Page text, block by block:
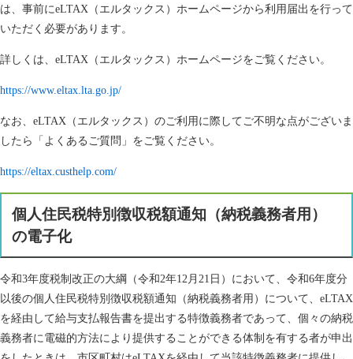
は、事前にeLTAX（エルタックス）ホームページから利用届出を行って
いただく必要があります。
詳しくは、eLTAX（エルタックス）ホームページをご覧ください。
https://www.eltax.lta.go.jp/
なお、eLTAX（エルタックス）のご利用に際してご不明な点がございま
したら「よくあるご質問」をご覧ください。
https://eltax.custhelp.com/
個人住民税特別徴収税額通知（納税義務者用）
の電子化
令和3年度税制改正の大綱（令和2年12月21日）において、令和6年度分
以後の個人住民税特別徴収税額通知（納税義務者用）について、eLTAX
を経由して給与支払報告書を提出する特徴義務者であって、個々の納税
義務者に電磁的方法により提供することができる体制を有する者が申出